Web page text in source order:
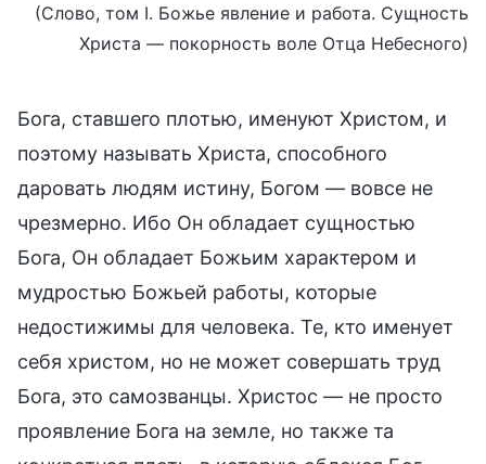
(Слово, том I. Божье явление и работа. Сущность
Христа — покорность воле Отца Небесного)
Бога, ставшего плотью, именуют Христом, и
поэтому называть Христа, способного
даровать людям истину, Богом — вовсе не
чрезмерно. Ибо Он обладает сущностью
Бога, Он обладает Божьим характером и
мудростью Божьей работы, которые
недостижимы для человека. Те, кто именует
себя христом, но не может совершать труд
Бога, это самозванцы. Христос — не просто
проявление Бога на земле, но также та